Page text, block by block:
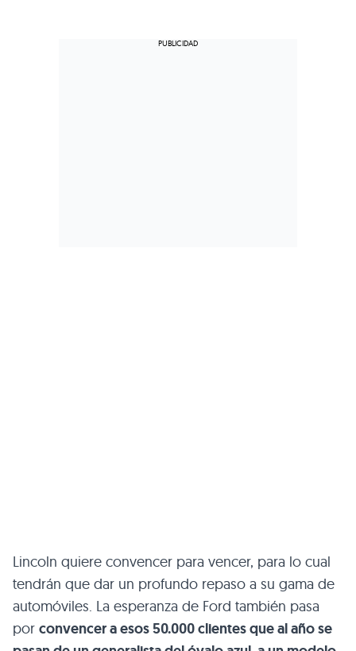
Lincoln quiere convencer para vencer, para lo cual
tendrán que dar un profundo repaso a su gama de
automóviles. La esperanza de Ford también pasa
por convencer a esos 50.000 clientes que al año se